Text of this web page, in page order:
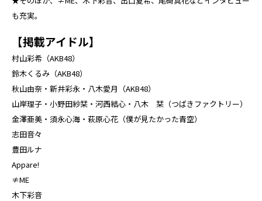
も充実。
【掲載アイドル】
村山彩希（AKB48）
鈴木くるみ（AKB48）
秋山由奈・新井彩永・八木愛月（AKB48）
山岸理子・小野田紗栞・河西結心・八木 栞（つばきファクトリー）
金澤亜美・須永心海・萩原心花（僕が見たかった青空）
志田音々
豊田ルナ
Appare!
≠ME
木下彩音